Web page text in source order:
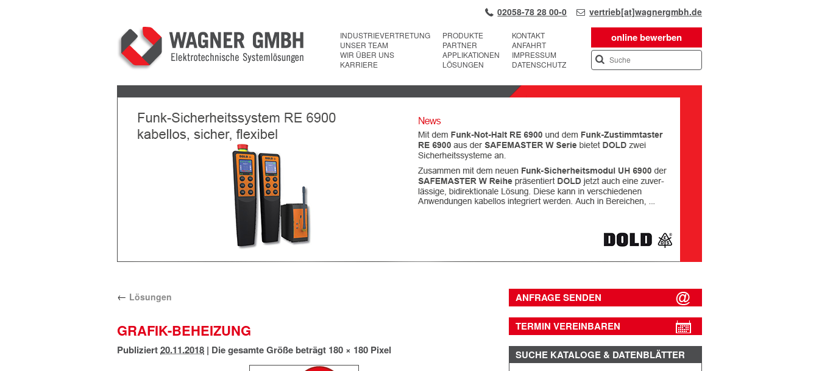
02058-78 28 00-0 vertrieb[at]wagnergmbh.de
online bewerben
INDUSTRIEVERTRETUNG
UNSER TEAM
WIR ÜBER UNS
KARRIERE
PRODUKTE
PARTNER
APPLIKATIONEN
LÖSUNGEN
KONTAKT
ANFAHRT
IMPRESSUM
DATENSCHUTZ
Next
← Lösungen
GRAFIK-BEHEIZUNG
Publiziert20.11.2018 | Die gesamte Größe beträgt 180 × 180 Pixel
ANFRAGE SENDEN
TERMIN VEREINBAREN
SUCHE KATALOGE & DATENBLÄTTER